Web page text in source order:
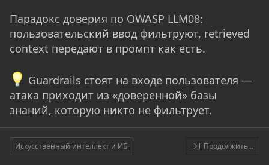
Парадокс доверия по OWASP LLM08:
пользовательский ввод фильтруют, retrieved
context передают в промпт как есть.
Guardrails стоят на входе пользователя —
атака приходит из «доверенной» базы
знаний, которую никто не фильтрует.
Искусственный интеллект и ИБ Продолжить...